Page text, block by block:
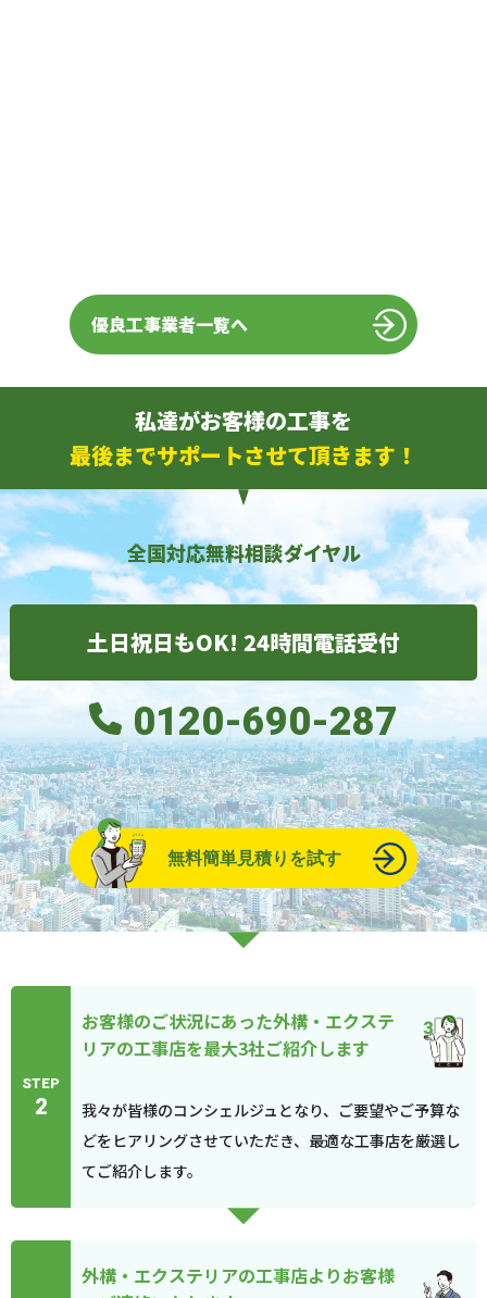
優良工事業者一覧へ
私達がお客様の工事を
最後までサポートさせて頂きます！
全国対応無料相談ダイヤル
土日祝日もOK! 24時間電話受付
0120-690-287
無料簡単見積りを試す
STEP
2
お客様のご状況にあった外構・エクステ
リアの工事店を最大3社ご紹介します
我々が皆様のコンシェルジュとなり、ご要望やご予算な
どをヒアリングさせていただき、最適な工事店を厳選し
てご紹介します。
外構・エクステリアの工事店よりお客様